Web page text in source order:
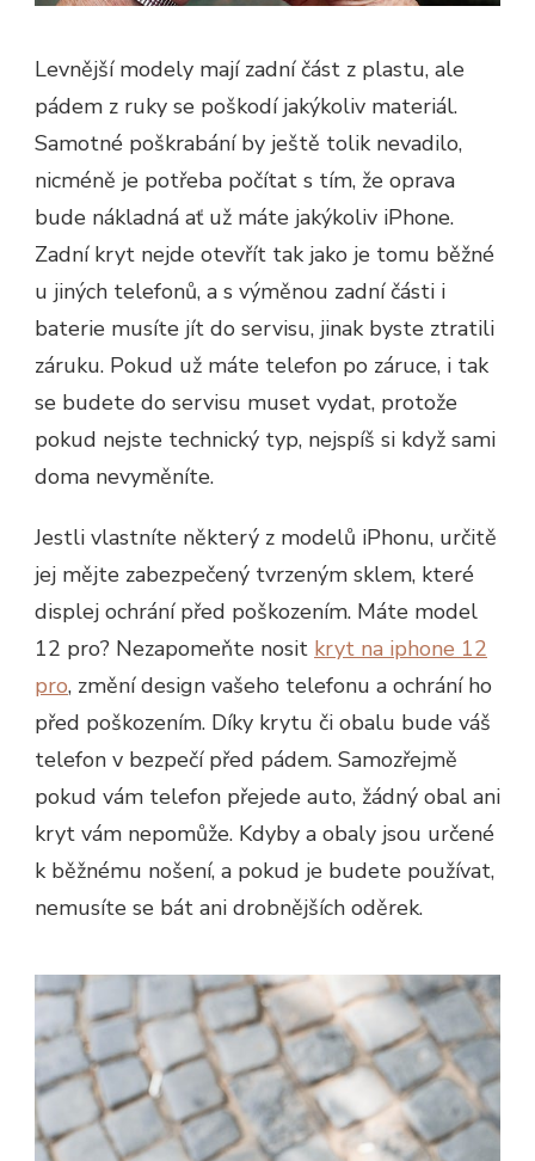
Levnější modely mají zadní část z plastu, ale
pádem z ruky se poškodí jakýkoliv materiál.
Samotné poškrabání by ještě tolik nevadilo,
nicméně je potřeba počítat s tím, že oprava
bude nákladná ať už máte jakýkoliv iPhone.
Zadní kryt nejde otevřít tak jako je tomu běžné
u jiných telefonů, a s výměnou zadní části i
baterie musíte jít do servisu, jinak byste ztratili
záruku. Pokud už máte telefon po záruce, i tak
se budete do servisu muset vydat, protože
pokud nejste technický typ, nejspíš si když sami
doma nevyměníte.
Jestli vlastníte některý z modelů iPhonu, určitě
jej mějte zabezpečený tvrzeným sklem, které
displej ochrání před poškozením. Máte model
12 pro? Nezapomeňte nosit kryt na iphone 12
pro, změní design vašeho telefonu a ochrání ho
před poškozením. Díky krytu či obalu bude váš
telefon v bezpečí před pádem. Samozřejmě
pokud vám telefon přejede auto, žádný obal ani
kryt vám nepomůže. Kdyby a obaly jsou určené
k běžnému nošení, a pokud je budete používat,
nemusíte se bát ani drobnějších oděrek.